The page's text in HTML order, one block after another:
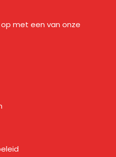
met een van onze